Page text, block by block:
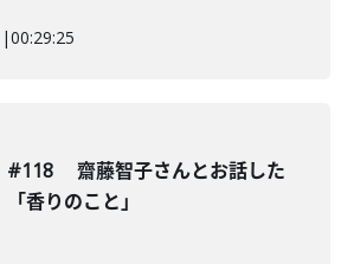
|00:29:25
#118 齋藤智子さんとお話した
「香りのこと」